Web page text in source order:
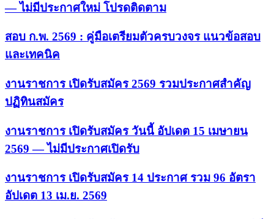
— ไม่มีประกาศใหม่ โปรดติดตาม
สอบ ก.พ. 2569 : คู่มือเตรียมตัวครบวงจร แนวข้อสอบ
และเทคนิค
งานราชการ เปิดรับสมัคร 2569 รวมประกาศสำคัญ
ปฏิทินสมัคร
งานราชการ เปิดรับสมัคร วันนี้ อัปเดต 15 เมษายน
2569 — ไม่มีประกาศเปิดรับ
งานราชการ เปิดรับสมัคร 14 ประกาศ รวม 96 อัตรา
อัปเดต 13 เม.ย. 2569